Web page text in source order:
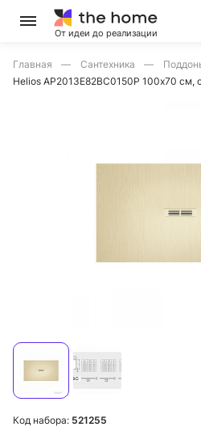
От идеи до реализации
Главная Сантехника
Helios AP2013E82BC0150P 100х70 см,
Код набора: 521255